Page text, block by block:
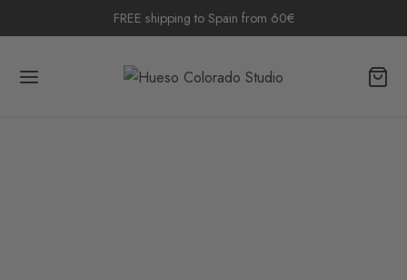
FREE shipping to Spain from 60€